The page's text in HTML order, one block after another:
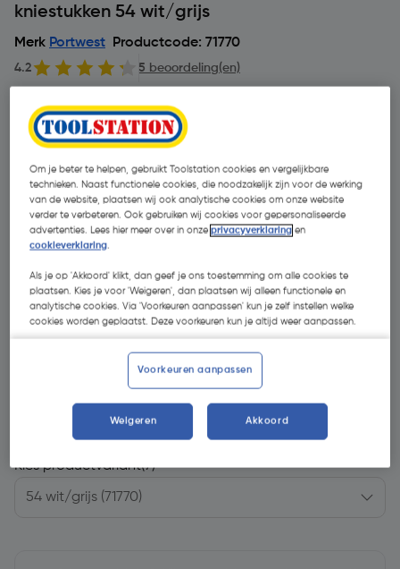
kniestukken 54 wit/grijs
Merk Portwest Productcode: 71770
4.2 5 beoordeling(en)
€ 89,95| Excl. btw € 74,34
Kies productvariant(7)
Om je beter te helpen, gebruikt Toolstation cookies en vergelijkbare
technieken. Naast functionele cookies, die noodzakelijk zijn voor de werking
van de website, plaatsen wij ook analytische cookies om onze website
verder te verbeteren. Ook gebruiken wij cookies voor gepersonaliseerde
advertenties. Lees hier meer over in onzeprivacyverklaring en
cookieverklaring.
Als je op 'Akkoord' klikt, dan geef je ons toestemming om alle cookies te
plaatsen. Kies je voor 'Weigeren', dan plaatsen wij alleen functionele en
analytische cookies. Via 'Voorkeuren aanpassen' kun je zelf instellen welke
cookies worden geplaatst. Deze voorkeuren kun je altijd weer aanpassen.
Voorkeuren aanpassen
Weigeren Akkoord